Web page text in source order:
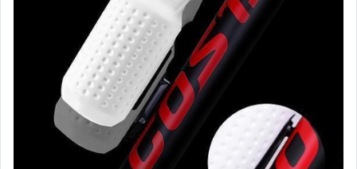
偶像、球員卡與郵幣
手錶與飾品配件
女包精品與女鞋
家電與影音視聽